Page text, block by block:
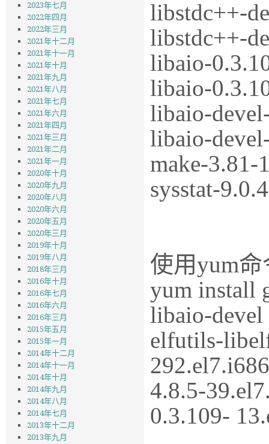
libstdc++-
libstdc++-
libaio-
libaio-
libaio-
libaio-
make-3.81-
sysstat-
使用yum
yum install
libaio-devel
elfutils-
4.8.5-
0.3.109-
2023年七月
2022年四月
2022年三月
2021年十二月
2021年十一月
2021年十月
2021年九月
2021年八月
2021年七月
2021年六月
2021年四月
2021年三月
2021年二月
2021年一月
2020年十月
2020年九月
2020年八月
2020年六月
2020年五月
2020年三月
2019年十月
2019年八月
2018年三月
2016年十月
2016年七月
2016年六月
2016年三月
2015年五月
2015年一月
2014年十二月
2014年十一月
2014年十月
2014年九月
2014年八月
2014年七月
2013年十二月
2013年九月